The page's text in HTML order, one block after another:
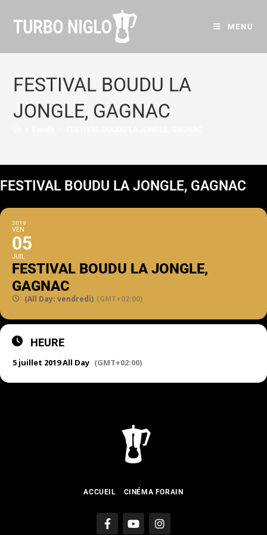
MENU
FESTIVAL BOUDU LA
JONGLE, GAGNAC
FESTIVAL BOUDU LA JONGLE, GAGNAC
2019
VEN
05
JUIL
FESTIVAL BOUDU LA JONGLE,
GAGNAC
(All Day: vendredi) (GMT+02:00)
HEURE
5 juillet 2019 All Day (GMT+02:00)
ACCUEIL CINÉMA FORAIN